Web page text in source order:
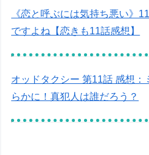
《恋と呼ぶには気持ち悪い》
ですよね【恋きも11話感想】
オッドタクシー 第11話 感想：
らかに！真犯人は誰だろう？